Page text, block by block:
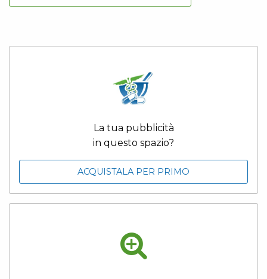
La tua pubblicità
in questo spazio?
ACQUISTALA PER PRIMO